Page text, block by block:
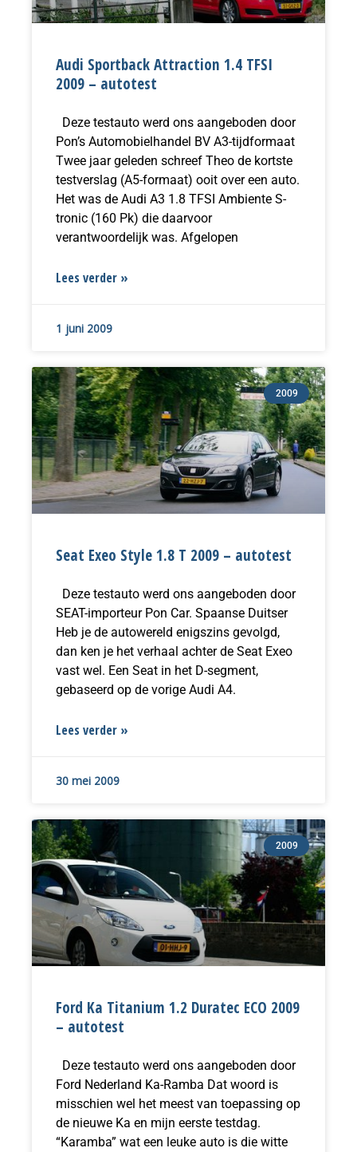
Audi Sportback Attraction 1.4 TFSI
2009 – autotest
Deze testauto werd ons aangeboden door
Pon’s Automobielhandel BV A3-tijdformaat
Twee jaar geleden schreef Theo de kortste
testverslag (A5-formaat) ooit over een auto.
Het was de Audi A3 1.8 TFSI Ambiente S-
tronic (160 Pk) die daarvoor
verantwoordelijk was. Afgelopen
Lees verder »
1 juni 2009
2009
Seat Exeo Style 1.8 T 2009 – autotest
Deze testauto werd ons aangeboden door
SEAT-importeur Pon Car. Spaanse Duitser
Heb je de autowereld enigszins gevolgd,
dan ken je het verhaal achter de Seat Exeo
vast wel. Een Seat in het D-segment,
gebaseerd op de vorige Audi A4.
Lees verder »
30 mei 2009
2009
Ford Ka Titanium 1.2 Duratec ECO 2009
– autotest
Deze testauto werd ons aangeboden door
Ford Nederland Ka-Ramba Dat woord is
misschien wel het meest van toepassing op
de nieuwe Ka en mijn eerste testdag.
“Karamba” wat een leuke auto is die witte